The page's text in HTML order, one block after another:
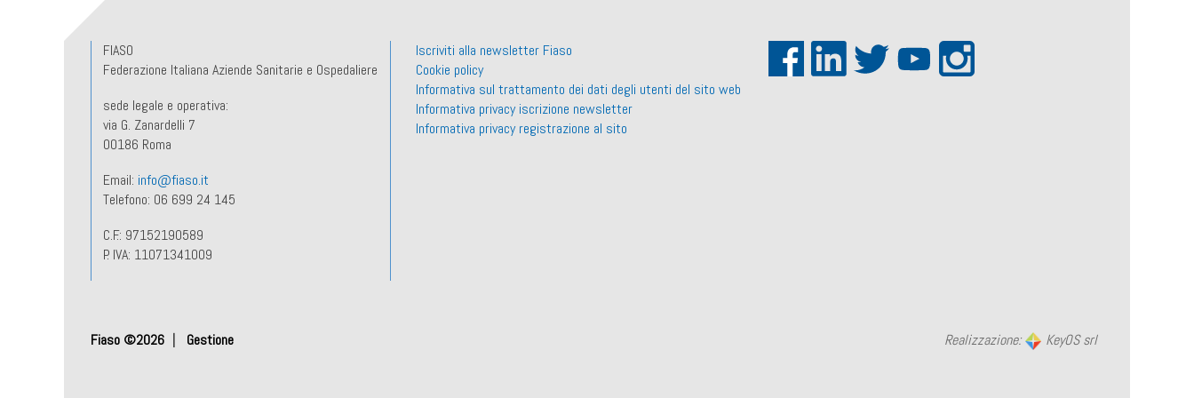
FIASO
Federazione Italiana Aziende Sanitarie e Ospedaliere
sede legale e operativa:
via G. Zanardelli 7
00186 Roma
Email: info@fiaso.it
Telefono: 06 699 24 145
C.F.: 97152190589
P. IVA: 11071341009
Iscriviti alla newsletter Fiaso
Cookie policy
Informativa sul trattamento dei dati degli utenti del sito web
Informativa privacy iscrizione newsletter
Informativa privacy registrazione al sito
Fiaso ©2026 Gestione Realizzazione: KeyOS srl